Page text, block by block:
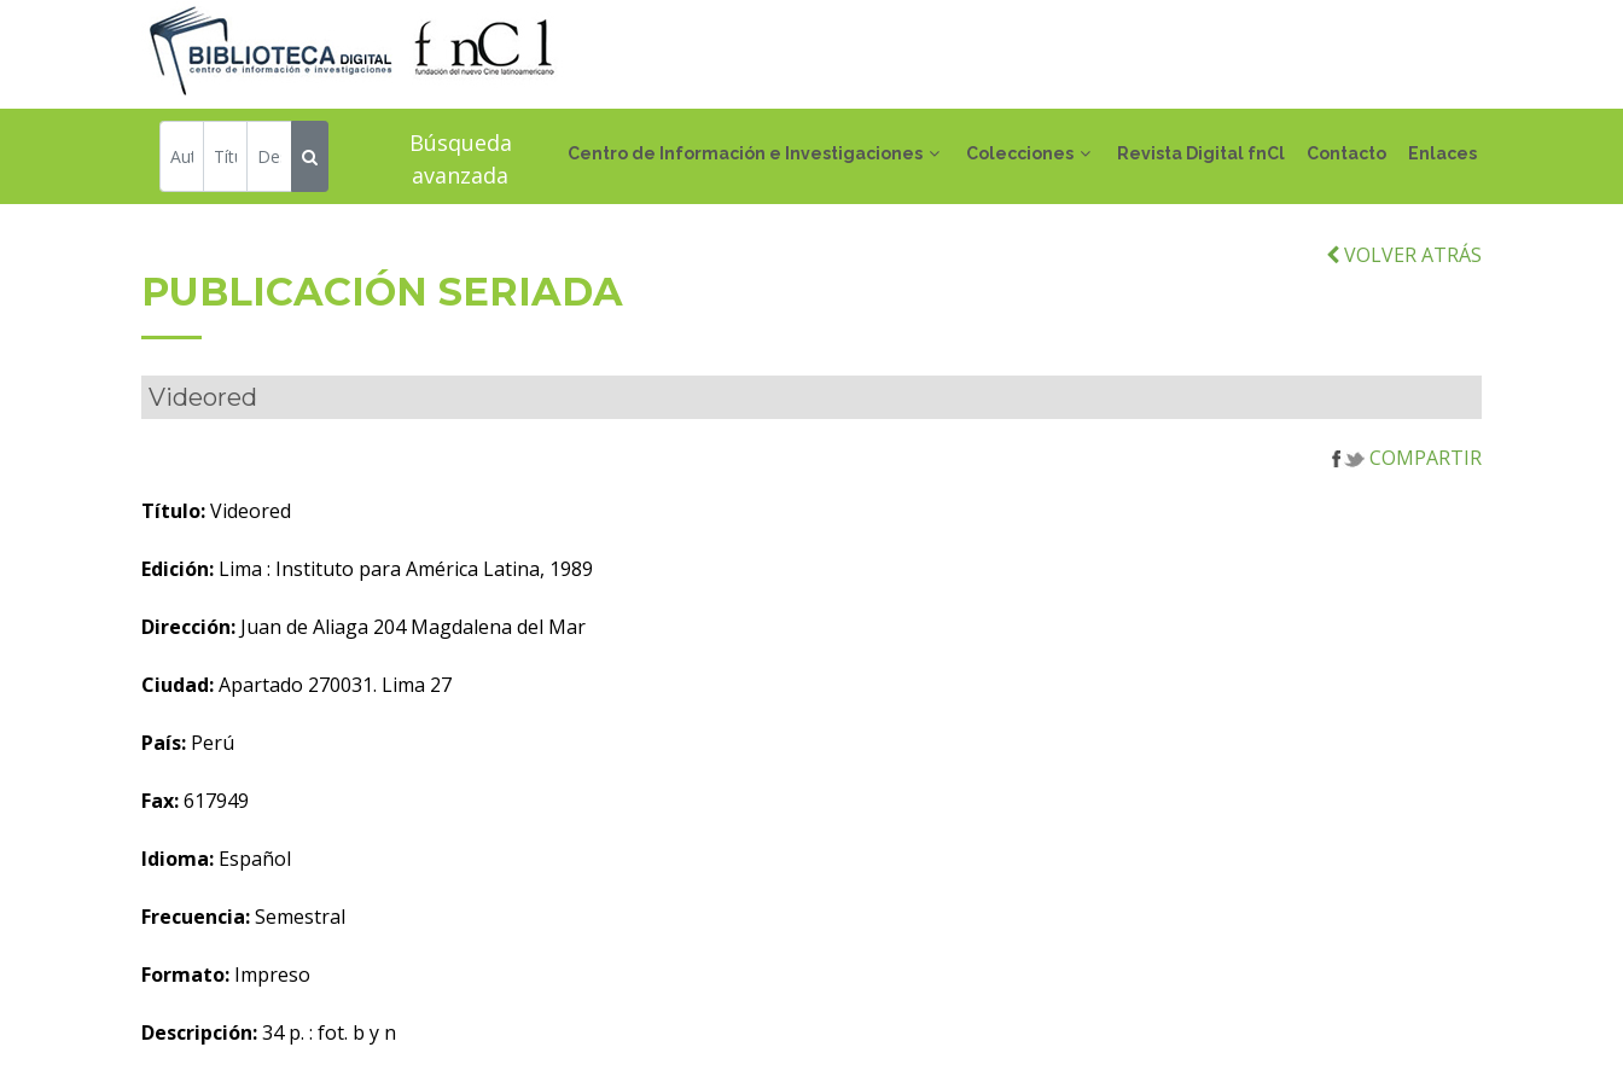
Centro de Información e Investigaciones Colecciones Revista Digital fnCl Contacto Enlaces
Búsqueda
avanzada
VOLVER ATRÁS
PUBLICACIÓN SERIADA
Videored
COMPARTIR
Título:Videored
Edición: Lima : Instituto para América Latina, 1989
Dirección: Juan de Aliaga 204 Magdalena del Mar
Ciudad:Apartado 270031. Lima 27
País: Perú
Fax:617949
Idioma: Español
Frecuencia:Semestral
Formato: Impreso
Descripción:34 p. : fot. b y n